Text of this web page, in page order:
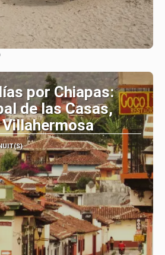
por Chiapas:
de las Casas,